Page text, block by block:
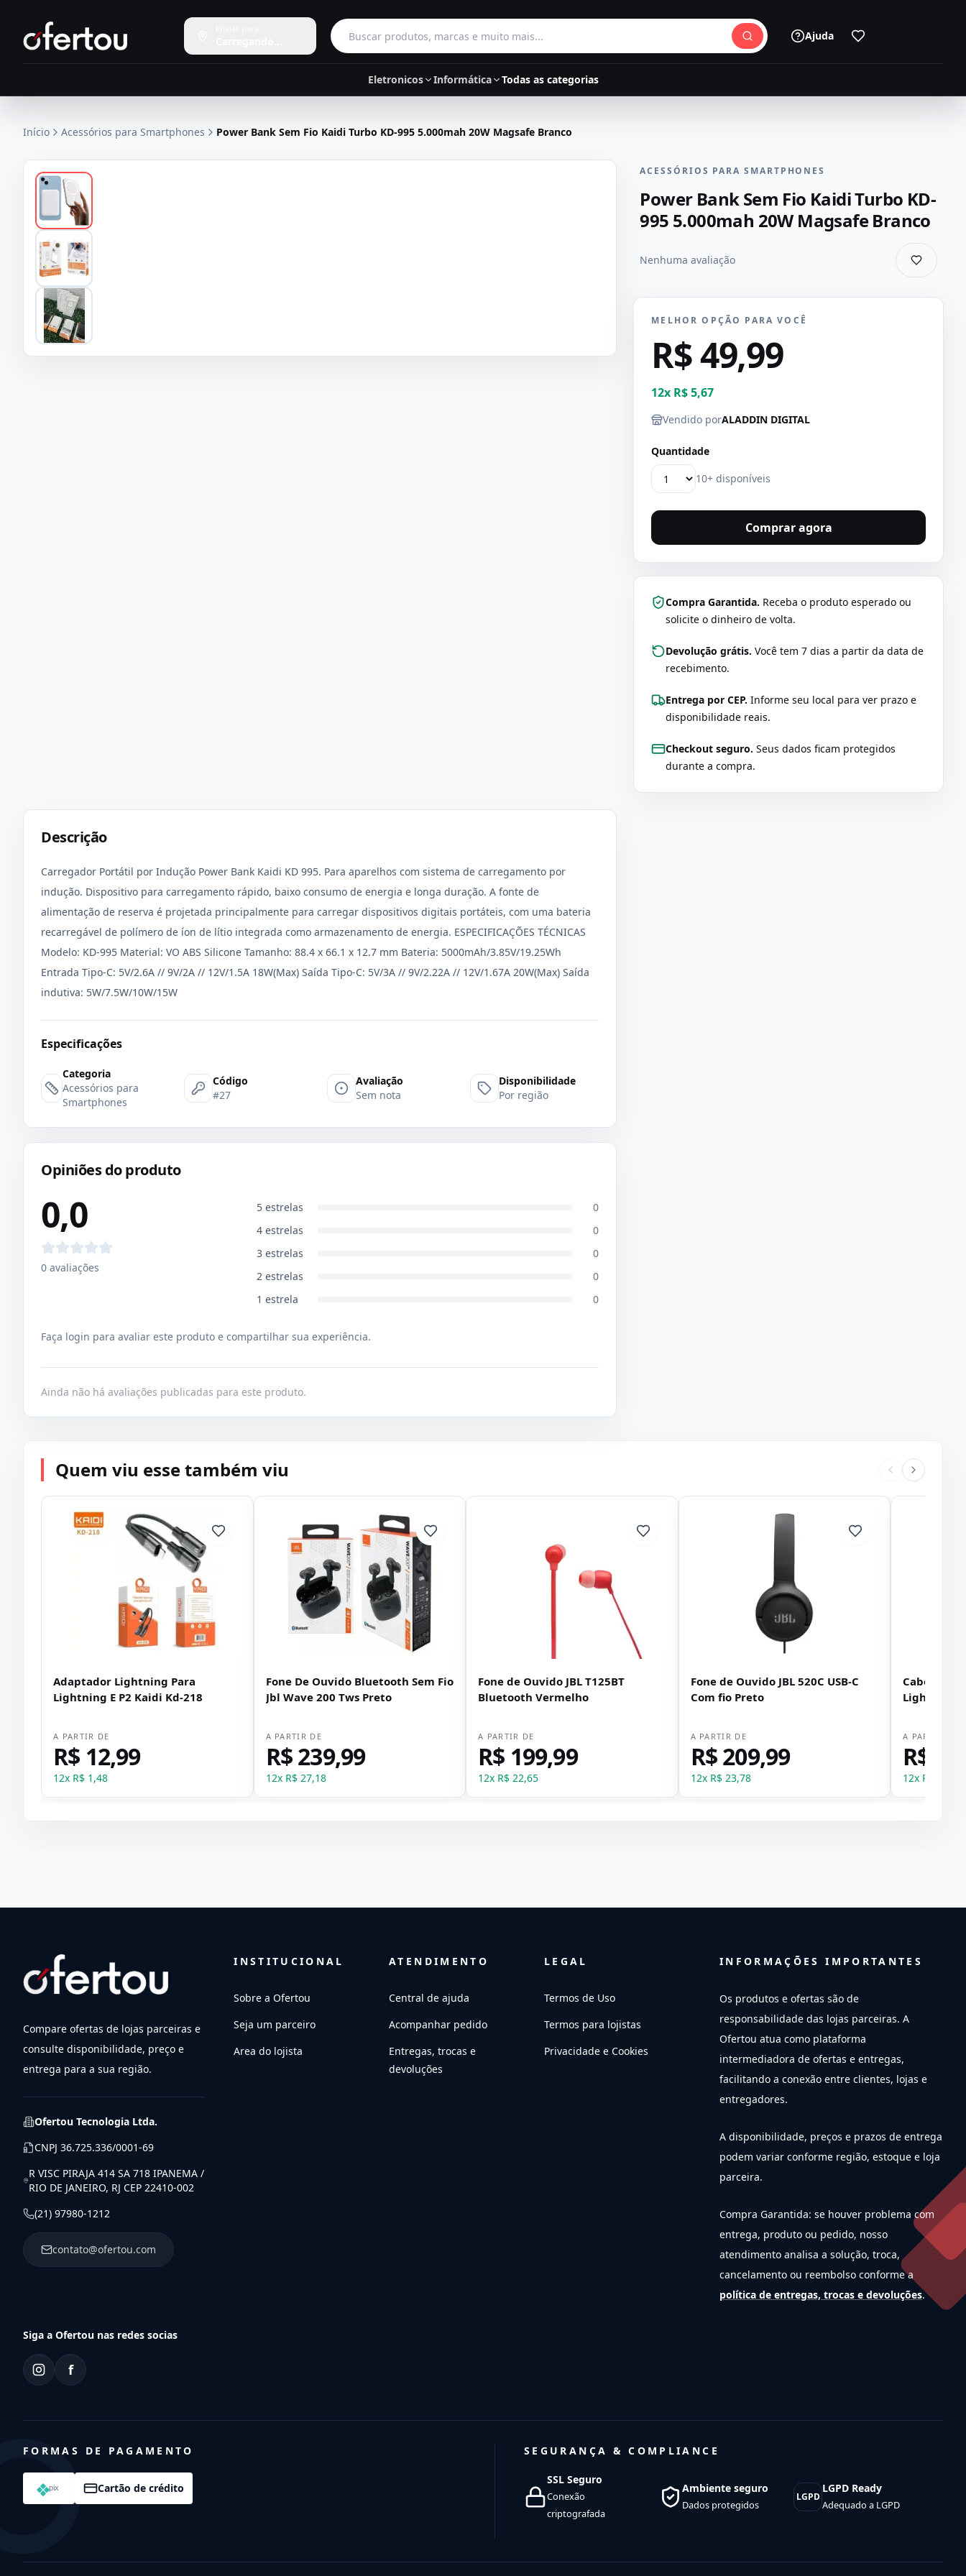
Buscar produtos
Ajuda
Eletronicos Informática Todas as categorias
Início Acessórios para Smartphones Power Bank Sem Fio Kaidi Turbo KD-995 5.000mah 20W Magsafe Branco
ACESSÓRIOS PARA SMARTPHONES
Power Bank Sem Fio Kaidi Turbo KD-
995 5.000mah 20W Magsafe Branco
Nenhuma avaliação
MELHOR OPÇÃO PARA VOCÊ
R$ 49,99
12x R$ 5,67
Vendido porALADDIN DIGITAL
Quantidade
10+ disponíveis
Comprar agora
Compra Garantida. Receba o produto esperado ou
solicite o dinheiro de volta.
Devolução grátis. Você tem 7 dias a partir da data de
recebimento.
Entrega por CEP. Informe seu local para ver prazo e
disponibilidade reais.
Checkout seguro. Seus dados ficam protegidos
durante a compra.
Descrição
Carregador Portátil por Indução Power Bank Kaidi KD 995. Para aparelhos com sistema de carregamento por
indução. Dispositivo para carregamento rápido, baixo consumo de energia e longa duração. A fonte de
alimentação de reserva é projetada principalmente para carregar dispositivos digitais portáteis, com uma bateria
recarregável de polímero de íon de lítio integrada como armazenamento de energia. ESPECIFICAÇÕES TÉCNICAS
Modelo: KD-995 Material: VO ABS Silicone Tamanho: 88.4 x 66.1 x 12.7 mm Bateria: 5000mAh/3.85V/19.25Wh
Entrada Tipo-C: 5V/2.6A // 9V/2A // 12V/1.5A 18W(Max) Saída Tipo-C: 5V/3A // 9V/2.22A // 12V/1.67A 20W(Max) Saída
indutiva: 5W/7.5W/10W/15W
Especificações
Categoria
Acessórios para
Smartphones
Código
#27
Avaliação
Sem nota
Disponibilidade
Por região
Opiniões do produto
0,0
0 avaliações
5 estrelas
0
4 estrelas
0
3 estrelas
0
2 estrelas
0
1 estrela 0
Faça login para avaliar este produto e compartilhar sua experiência.
Ainda não há avaliações publicadas para este produto.
Quem viu esse também viu
Adaptador Lightning Para
Lightning E P2 Kaidi Kd-218
A PARTIR DE
R$ 12,99
12x R$ 1,48
Fone De Ouvido Bluetooth Sem Fio
Jbl Wave 200 Tws Preto
A PARTIR DE
R$ 239,99
12x R$ 27,18
Fone de Ouvido JBL T125BT
Bluetooth Vermelho
A PARTIR DE
R$ 199,99
12x R$ 22,65
Fone de Ouvido JBL 520C USB-C
Com fio Preto
A PARTIR DE
R$ 209,99
12x R$ 23,78
Cabo
Lightning
A PARTIR DE
R$
12x R$ 1,48
Compare ofertas de lojas parceiras e
consulte disponibilidade, preço e
entrega para a sua região.
Ofertou Tecnologia Ltda.
CNPJ 36.725.336/0001-69
R VISC PIRAJA 414 SA 718 IPANEMA /
RIO DE JANEIRO, RJ CEP 22410-002
(21) 97980-1212
contato@ofertou.com
INSTITUCIONAL
Sobre a Ofertou
Seja um parceiro
Area do lojista
ATENDIMENTO
Central de ajuda
Acompanhar pedido
Entregas, trocas e
devoluções
LEGAL
Termos de Uso
Termos para lojistas
Privacidade e Cookies
INFORMAÇÕES IMPORTANTES
Os produtos e ofertas são de
responsabilidade das lojas parceiras. A
Ofertou atua como plataforma
intermediadora de ofertas e entregas,
facilitando a conexão entre clientes, lojas e
entregadores.
A disponibilidade, preços e prazos de entrega
podem variar conforme região, estoque e loja
parceira.
Compra Garantida: se houver problema com
entrega, produto ou pedido, nosso
atendimento analisa a solução, troca,
cancelamento ou reembolso conforme a
política de entregas, trocas e devoluções.
Siga a Ofertou nas redes socias
f
FORMAS DE PAGAMENTO
Cartão de crédito
SEGURANÇA & COMPLIANCE
SSL Seguro
Conexão
criptografada
Ambiente seguro
Dados protegidos
LGPD
LGPD Ready
Adequado a LGPD